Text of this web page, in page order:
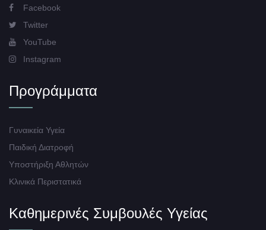
Facebook
Twitter
YouTube
Instagram
Προγράμματα
Γυναικεία Υγεία
Παιδική Διατροφή
Υποστήριξη Αθλητών
Κλινικά Περιστατικά
Καθημερινές Συμβουλές Υγείας